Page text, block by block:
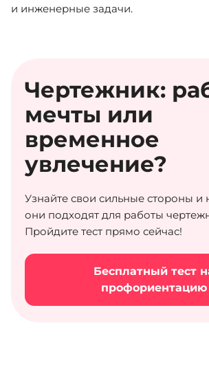
и инженерные задачи.
Чертежник:
мечты или
временное
увлечение?
Узнайте свои сильные стороны и
они подходят для работы
Пройдите тест прямо сейчас!
Бесплатный тест
профориентацию